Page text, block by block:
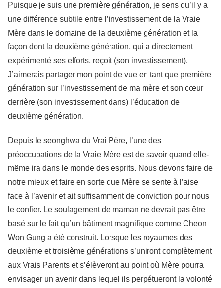
Puisque je suis une première génération, je sens qu’il y a
une différence subtile entre l’investissement de la Vraie
Mère dans le domaine de la deuxième génération et la
façon dont la deuxième génération, qui a directement
expérimenté ses efforts, reçoit (son investissement).
J’aimerais partager mon point de vue en tant que première
génération sur l’investissement de ma mère et son cœur
derrière (son investissement dans) l’éducation de
deuxième génération.
Depuis le seonghwa du Vrai Père, l’une des
préoccupations de la Vraie Mère est de savoir quand elle-
même ira dans le monde des esprits. Nous devons faire de
notre mieux et faire en sorte que Mère se sente à l’aise
face à l’avenir et ait suffisamment de conviction pour nous
le confier. Le soulagement de maman ne devrait pas être
basé sur le fait qu’un bâtiment magnifique comme Cheon
Won Gung a été construit. Lorsque les royaumes des
deuxième et troisième générations s’uniront complètement
aux Vrais Parents et s’élèveront au point où Mère pourra
envisager un avenir dans lequel ils perpétueront la volonté